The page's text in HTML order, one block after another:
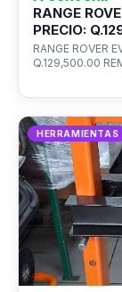
RANGE
PRECIO:
RANGE ROVER
Q.129,500.00
HERRAMIENTAS